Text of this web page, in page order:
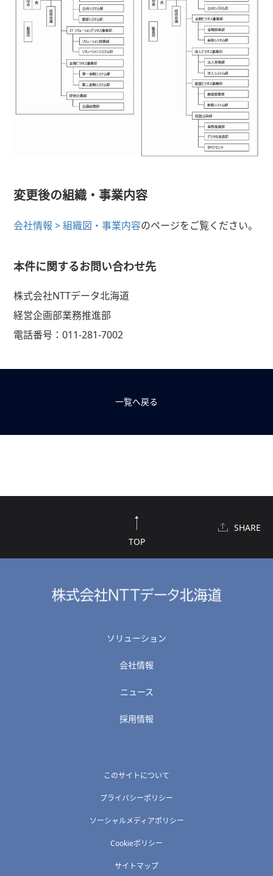
変更後の組織・事業内容
会社情報 > 組織図・事業内容のページをご覧ください。
本件に関するお問い合わせ先
株式会社NTTデータ北海道
経営企画部業務推進部
電話番号：011-281-7002
一覧へ戻る
TOP
SHARE
ソリューション
会社情報
ニュース
採用情報
このサイトについて
プライバシーポリシー
ソーシャルメディアポリシー
Cookieポリシー
サイトマップ